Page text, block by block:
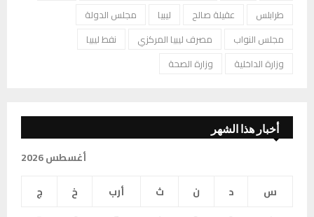
طرابلس
عقيلة صالح ليبيا
مجلس الدولة
مجلس النواب
مصرف ليبيا المركزي
نفط ليبيا
وزارة الداخلية
وزارة الصحة
أخبار هذا الشهر
أغسطس 2026
س
د ن ث أرب خ
ج